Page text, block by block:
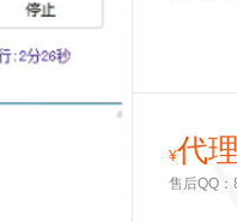
¥代
售后QQ